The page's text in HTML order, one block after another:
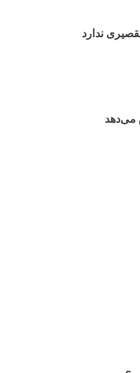
ندارد
می‌دهد